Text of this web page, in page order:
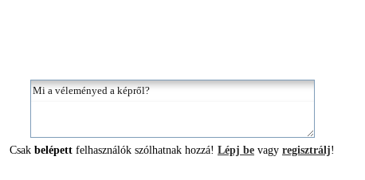
Csak belépett felhasználók szólhatnak hozzá! Lépj be vagy regisztrálj!